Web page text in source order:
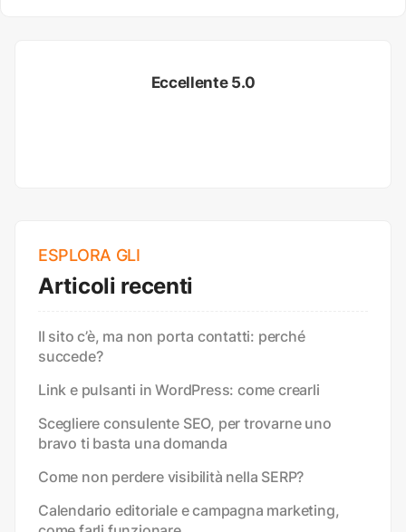
Eccellente 5.0
ESPLORA GLI
Articoli recenti
Il sito c’è, ma non porta contatti: perché
succede?
Link e pulsanti in WordPress: come crearli
Scegliere consulente SEO, per trovarne uno
bravo ti basta una domanda
Come non perdere visibilità nella SERP?
Calendario editoriale e campagna marketing,